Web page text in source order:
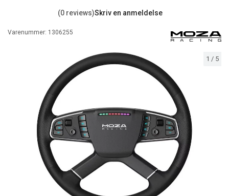
1 / 5
(0 reviews)Skriv en anmeldelse
Varenummer: 1306255